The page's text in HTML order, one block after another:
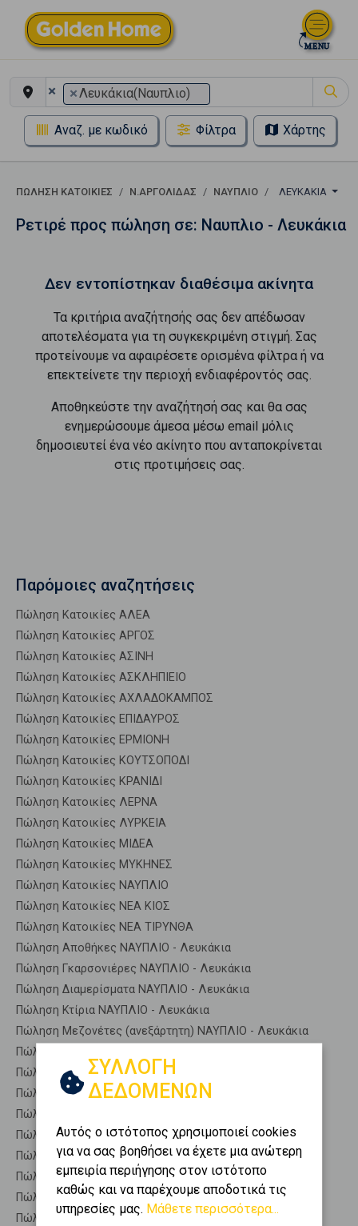
× ×Λευκάκια(Ναυπλιο)
Αναζ. με κωδικό Φίλτρα Χάρτης
ΠΏΛΗΣΗ ΚΑΤΟΙΚΊΕΣ Ν.ΑΡΓΟΛΙΔΑΣ ΝΑΥΠΛΙΟ ΛΕΥΚΆΚΙΑ
Ρετιρέ προς πώληση σε: Ναυπλιο - Λευκάκια
Δεν εντοπίστηκαν διαθέσιμα ακίνητα
Τα κριτήρια αναζήτησής σας δεν απέδωσαν
αποτελέσματα για τη συγκεκριμένη στιγμή. Σας
προτείνουμε να αφαιρέσετε ορισμένα φίλτρα ή να
επεκτείνετε την περιοχή ενδιαφέροντός σας.
Αποθηκεύστε την αναζήτησή σας και θα σας
ενημερώσουμε άμεσα μέσω email μόλις
δημοσιευτεί ένα νέο ακίνητο που ανταποκρίνεται
στις προτιμήσεις σας.
Παρόμοιες αναζητήσεις
Πώληση Κατοικίες ΑΛΕΑ
Πώληση Κατοικίες ΑΡΓΟΣ
Πώληση Κατοικίες ΑΣΙΝΗ
Πώληση Κατοικίες ΑΣΚΛΗΠΙΕΙΟ
Πώληση Κατοικίες ΑΧΛΑΔΟΚΑΜΠΟΣ
Πώληση Κατοικίες ΕΠΙΔΑΥΡΟΣ
Πώληση Κατοικίες ΕΡΜΙΟΝΗ
Πώληση Κατοικίες ΚΟΥΤΣΟΠΟΔΙ
Πώληση Κατοικίες ΚΡΑΝΙΔΙ
Πώληση Κατοικίες ΛΕΡΝΑ
Πώληση Κατοικίες ΛΥΡΚΕΙΑ
Πώληση Κατοικίες ΜΙΔΕΑ
Πώληση Κατοικίες ΜΥΚΗΝΕΣ
Πώληση Κατοικίες ΝΑΥΠΛΙΟ
Πώληση Κατοικίες ΝΕΑ ΚΙΟΣ
Πώληση Κατοικίες ΝΕΑ ΤΙΡΥΝΘΑ
Πώληση Αποθήκες ΝΑΥΠΛΙΟ - Λευκάκια
Πώληση Γκαρσονιέρες ΝΑΥΠΛΙΟ - Λευκάκια
Πώληση Διαμερίσματα ΝΑΥΠΛΙΟ - Λευκάκια
Πώληση Κτίρια ΝΑΥΠΛΙΟ - Λευκάκια
Πώληση Μεζονέτες (ανεξάρτητη) ΝΑΥΠΛΙΟ - Λευκάκια
Πώληση Μεζονέτες (εφαπτόμενη) ΝΑΥΠΛΙΟ - Λευκάκια
Πώληση Μονοκατοικίες ΝΑΥΠΛΙΟ - Λευκάκια
Πώληση Οικίες ΝΑΥΠΛΙΟ - Λευκάκια
Πώληση Οροφοδιαμερίσματα ΝΑΥΠΛΙΟ - Λευκάκια
Πώληση Οροφομεζονέτες ΝΑΥΠΛΙΟ - Λευκάκια
Πώληση Ρετιρέ ΝΑΥΠΛΙΟ - Λευκάκια
Πώληση Συγκροτήματα κατοικιών ΝΑΥΠΛΙΟ - Λευκάκια
Πώληση Υπόγεια ΝΑΥΠΛΙΟ - Λευκάκια
Πώληση Υπόσκαφα ΝΑΥΠΛΙΟ - Λευκάκια
ΣΥΛΛΟΓΗ
ΔΕΔΟΜΕΝΩΝ
Αυτός ο ιστότοπος χρησιμοποιεί cookies
για να σας βοηθήσει να έχετε μια ανώτερη
εμπειρία περιήγησης στον ιστότοπο
καθώς και να παρέχουμε αποδοτικά τις
υπηρεσίες μας. Μάθετε περισσότερα...